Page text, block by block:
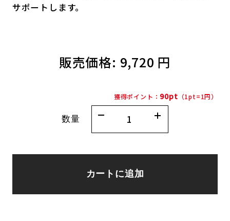
サポートします。
販売価格: 9,720 円
獲得ポイント： 90pt （1pt=1円）
数量
カートに追加